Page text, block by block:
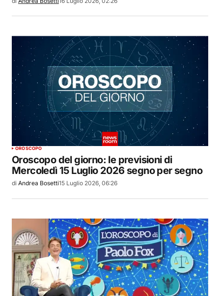
OROSCOPO
Oroscopo del giorno: le previsioni di
Mercoledì 15 Luglio 2026 segno per segno
di Andrea Bosetti15 Luglio 2026, 06:26